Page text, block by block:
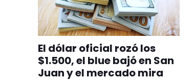
El dólar oficial rozó los
$1.500, el blue bajó en San
Juan y el mercado mira